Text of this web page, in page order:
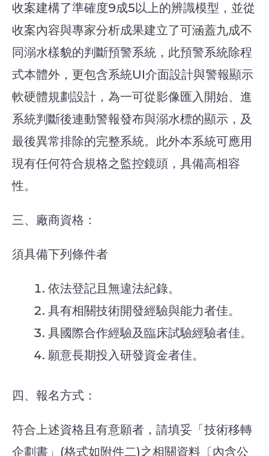
收案建構了準確度9成5以上的辨識模型，並從
收案內容與專家分析成果建立了可涵蓋九成不
同溺水樣貌的判斷預警系統，此預警系統除程
式本體外，更包含系統UI介面設計與警報顯示
軟硬體規劃設計，為一可從影像匯入開始、進
系統判斷後連動警報發布與溺水標的顯示，及
最後異常排除的完整系統。此外本系統可應用
現有任何符合規格之監控鏡頭，具備高相容
性。
三、廠商資格：
須具備下列條件者
依法登記且無違法紀錄。
具有相關技術開發經驗與能力者佳。
具國際合作經驗及臨床試驗經驗者佳。
願意長期投入研發資金者佳。
四、報名方式：
符合上述資格且有意願者，請填妥「技術移轉
企劃書」(格式如附件二)之相關資料〔內含公